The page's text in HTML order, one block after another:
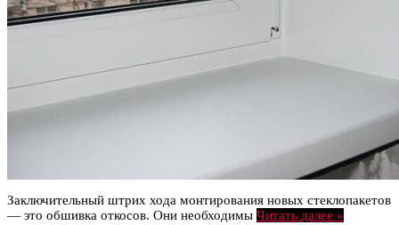
Заключительный штрих хода монтирования новых стеклопакетов
— это обшивка откосов. Они необходимы Читать далее »